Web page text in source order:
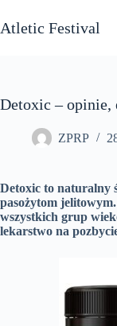
do
treści
Atletic Festival
Detoxic – opinie,
ZPRP
Detoxic to naturalny
pasożytom
wszystkich grup
lekarstwo na